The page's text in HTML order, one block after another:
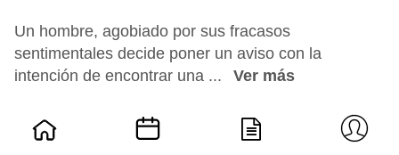
Un hombre, agobiado por sus fracasos
sentimentales decide poner un aviso con la
intención de encontrar una ...
Ver más